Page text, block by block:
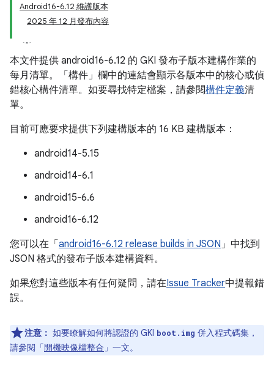
Android16-6.12 維護版本
2025 年 12 月發布內容
本文件提供 android16-6.12 的 GKI 發布子版本建構作業的
每月清單。「構件」 欄中的連結會顯示各版本中的核心或偵
錯核心構件清單。如要尋找特定檔案，請參閱構件定義清
單。
目前可應要求提供下列建構版本的 16 KB 建構版本：
android14-5.15
android14-6.1
android15-6.6
android16-6.12
您可以在「 android16-6.12 release builds in JSON」中找到
JSON 格式的發布子版本建構資料。
如果您對這些版本有任何疑問，請在Issue Tracker中提報錯
誤。
注意： 如要瞭解如何將認證的 GKI boot.img 併入程式碼集，
請參閱「開機映像檔整合 」一文。